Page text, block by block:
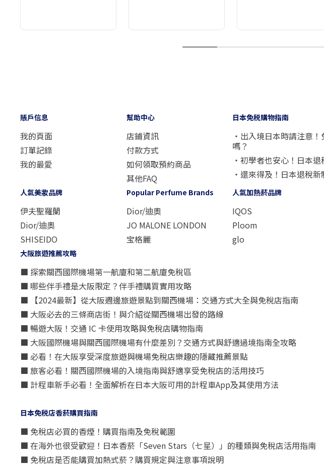
1 2 3 4
賬戶信息
我的頁面
訂單記錄
我的最愛
幫助中心
店鋪資訊
付款方式
如何領取預約商品
其他FAQ
日本免税購物指南
・出入境日本時請注意
嗎？
・初學者也安心！日本
・還來得及！日本退稅
人氣美妝品牌
伊夫聖羅蘭
Dior/迪奧
SHISEIDO
Popular Perfume Brands
Dior/迪奧
JO MALONE LONDON
宝格麗
人氣加熱菸品牌
IQOS
Ploom
glo
大阪旅遊推薦攻略
■ 探索關西國際機場第一航廈和第二航廈免稅區
■ 哪些伴手禮是大阪限定？伴手禮購買實用攻略
■ 【2024最新】從大阪週邊旅遊景點到關西機場：交通方式大全與免稅店指南
■ 大阪必去的三條商店街！與介紹從關西機場出發的路線
■ 暢遊大阪！交通 IC 卡使用攻略與免稅店購物指南
■ 大阪國際機場與關西國際機場有什麼差別？交通方式與舒適過境指南全攻略
■ 必看！在大阪享受深度旅遊與機場免稅店樂趣的隱藏推薦景點
■ 旅客必看！關西國際機場的入境指南與舒適享受免稅店的活用技巧
■ 計程車新手必看！全面解析在日本大阪可用的計程車App及其使用方法
日本免税店香菸購買指南
■ 免稅店必買的香煙！購買指南及免稅範圍
■ 在海外也很受歡迎！日本香菸「Seven Stars（七星）」的種類與免稅店活用指南
■ 免稅店是否能購買加熱式菸？購買規定與注意事項說明